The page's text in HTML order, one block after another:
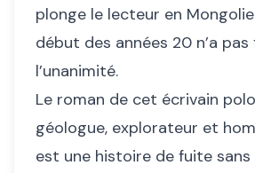
plonge le lecteur en
début des années 20 n’a pas
l’unanimité.
Le roman de cet écrivain
géologue, explorateur et
est une histoire de fuite